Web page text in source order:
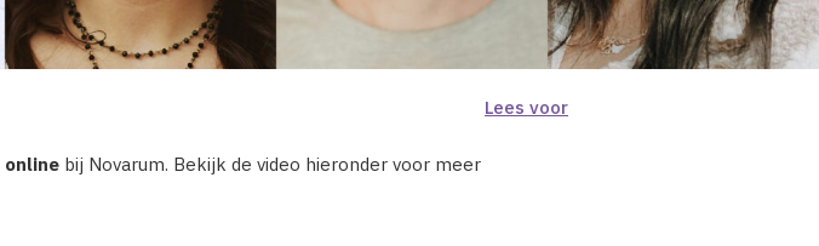
Lees voor
online bij Novarum. Bekijk de video hieronder voor meer